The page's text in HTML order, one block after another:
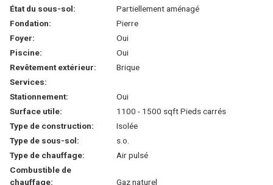
État du sous-sol:
Partiellement aménagé
Fondation:
Pierre
Foyer:
Oui
Piscine:
Oui
Revêtement extérieur:
Brique
Services:
Stationnement:
Oui
Surface utile:
1100 - 1500 sqft Pieds carrés
Type de construction:
Isolée
Type de sous-sol:
s.o.
Type de chauffage:
Air pulsé
Combustible de
chauffage:
Gaz naturel